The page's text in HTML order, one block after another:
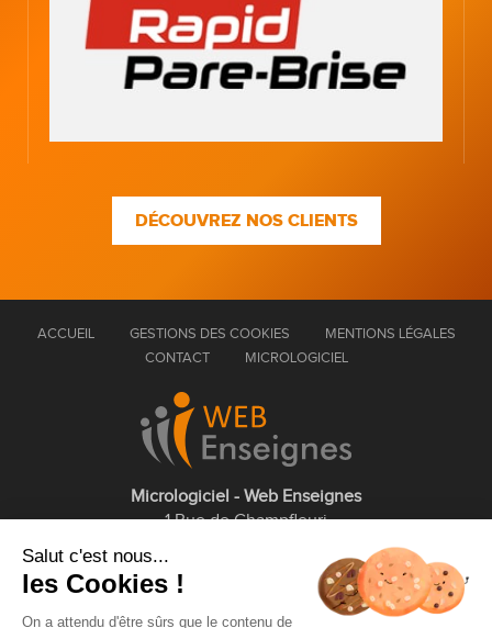
DÉCOUVREZ NOS CLIENTS
ACCUEIL GESTIONS DES COOKIES
MENTIONS LÉGALES
CONTACT
MICROLOGICIEL
Micrologiciel - Web Enseignes
1 Rue de Champfleuri
01 75 43 63 60
Salut c'est nous...
les Cookies !
On a attendu d'être sûrs que le contenu de